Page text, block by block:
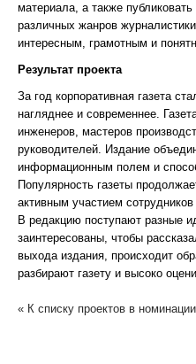
материала, а также
различных жанров
интересным, грамотным и
Результат проекта
За год корпоративная газета
нагляднее и современнее.
инженеров, мастеров
руководителей. Издание
информационным полем и
Популярность газеты
активным участием
В редакцию поступают разные
заинтересованы, чтобы
выхода издания, происходит
разбирают газету и высоко
« К списку проектов в номинации